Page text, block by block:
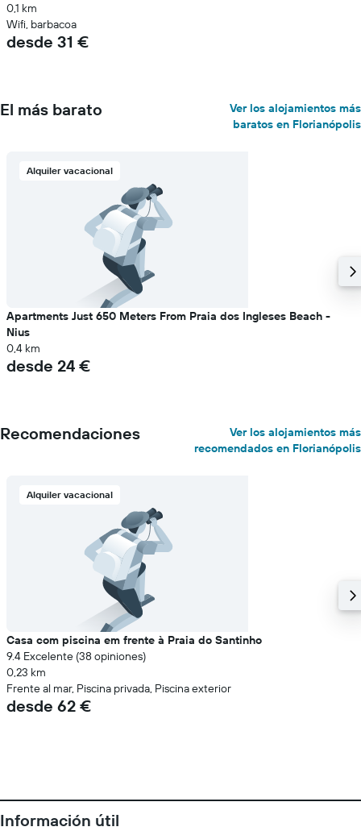
0,1 km
Wifi, barbacoa
desde 31 €
El más barato
Ver los alojamientos más
baratos en Florianópolis
Alquiler vacacional
Apartments Just 650 Meters From Praia dos Ingleses Beach -
Nius
0,4 km
desde 24 €
Recomendaciones
Ver los alojamientos más
recomendados en Florianópolis
Alquiler vacacional
Casa com piscina em frente à Praia do Santinho
9.4 Excelente (38 opiniones)
0,23 km
Frente al mar, Piscina privada, Piscina exterior
desde 62 €
Información útil